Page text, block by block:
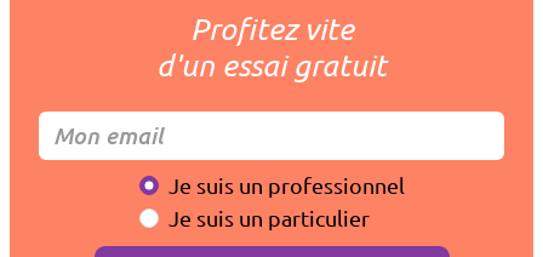
Profitez vite
d'un essai gratuit
Je suis un professionnel
Je suis un particulier